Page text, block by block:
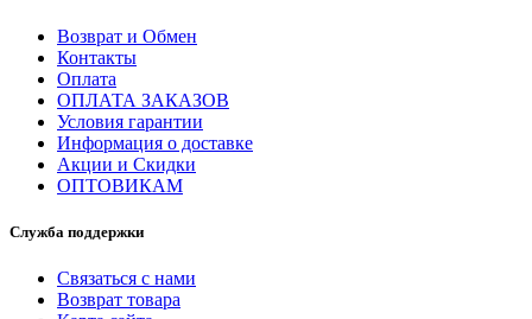
Возврат и Обмен
Контакты
Оплата
ОПЛАТА ЗАКАЗОВ
Условия гарантии
Информация о доставке
Акции и Скидки
ОПТОВИКАМ
Служба поддержки
Связаться с нами
Возврат товара